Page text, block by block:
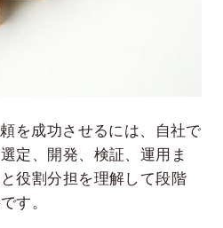
を成功させるには、自社で
定、開発、検証、運用ま
役割分担を理解して段階
す。